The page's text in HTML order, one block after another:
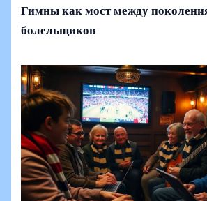
Гимны как мост между
болельщиков